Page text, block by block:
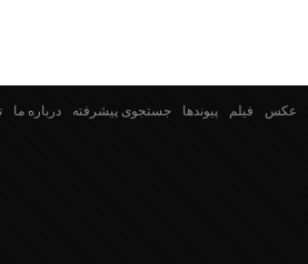
عکس فیلم پیوندها جستجوی پیشرفته درباره ما